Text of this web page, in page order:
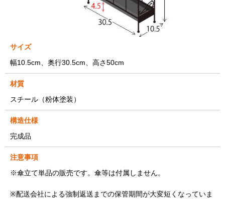
サイズ
幅10.5cm、奥行30.5cm、高さ50cm
材質
スチール（粉体塗装）
構造仕様
完成品
注意事項
※傘立て単品の販売です。傘等は付属しません。
※配送会社による強制返送までの保管期間が大変短くなっていま